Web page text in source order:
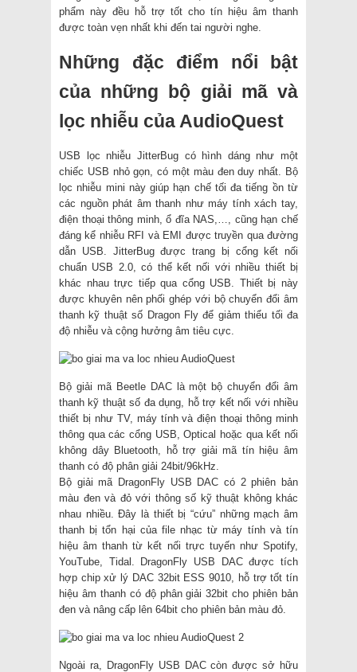
phẩm này đều hỗ trợ tốt cho tín hiệu âm thanh
được toàn vẹn nhất khi đến tai người nghe.
Những đặc điểm nổi bật
của những bộ giải mã và
lọc nhiễu của AudioQuest
USB lọc nhiễu JitterBug có hình dáng như một
chiếc USB nhỏ gọn, có một màu đen duy nhất. Bộ
lọc nhiễu mini này giúp hạn chế tối đa tiếng ồn từ
các nguồn phát âm thanh như máy tính xách tay,
điện thoại thông minh, ổ đĩa NAS,…, cũng hạn chế
đáng kể nhiễu RFI và EMI được truyền qua đường
dẫn USB. JitterBug được trang bị cổng kết nối
chuẩn USB 2.0, có thể kết nối với nhiều thiết bị
khác nhau trực tiếp qua cổng USB. Thiết bị này
được khuyên nên phối ghép với bộ chuyển đổi âm
thanh kỹ thuật số Dragon Fly để giảm thiểu tối đa
độ nhiễu và cộng hưởng âm tiêu cực.
Bộ giải mã Beetle DAC là một bộ chuyển đổi âm
thanh kỹ thuật số đa dụng, hỗ trợ kết nối với nhiều
thiết bị như TV, máy tính và điện thoại thông minh
thông qua các cổng USB, Optical hoặc qua kết nối
không dây Bluetooth, hỗ trợ giải mã tín hiệu âm
thanh có độ phân giải 24bit/96kHz.
Bộ giải mã DragonFly USB DAC có 2 phiên bản
màu đen và đỏ với thông số kỹ thuật không khác
nhau nhiều. Đây là thiết bị “cứu” những mạch âm
thanh bị tổn hại của file nhạc từ máy tính và tín
hiệu âm thanh từ kết nối trực tuyến như Spotify,
YouTube, Tidal. DragonFly USB DAC được tích
hợp chip xử lý DAC 32bit ESS 9010, hỗ trợ tốt tín
hiệu âm thanh có độ phân giải 32bit cho phiên bản
đen và nâng cấp lên 64bit cho phiên bản màu đỏ.
Ngoài ra, DragonFly USB DAC còn được sở hữu